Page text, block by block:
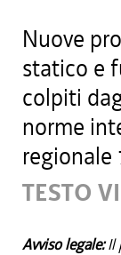
Nuove
statico e
colpiti
norme
regionale
TESTO
Avviso legale:Il